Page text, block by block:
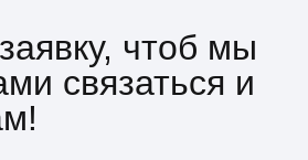
чтоб мы
связаться и